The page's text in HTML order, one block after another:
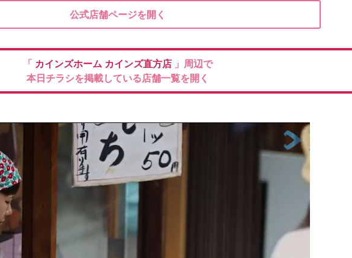
公式店舗ページを開く
「 カインズホーム カインズ直方店 」周辺で
本日チラシを掲載している店舗一覧を開く